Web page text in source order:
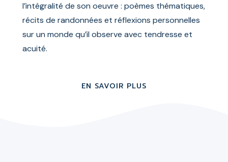
l’intégralité de son oeuvre : poèmes thématiques,
récits de randonnées et réflexions personnelles
sur un monde qu’il observe avec tendresse et
acuité.
EN SAVOIR PLUS